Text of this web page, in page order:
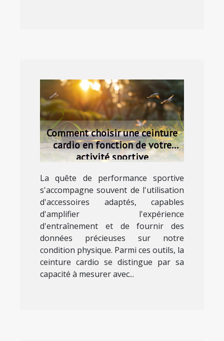
Comment choisir une ceinture
cardio en fonction de votre
activité sportive
La quête de performance sportive
s'accompagne souvent de l'utilisation
d'accessoires adaptés, capables
d'amplifier l'expérience
d'entraînement et de fournir des
données précieuses sur notre
condition physique. Parmi ces outils, la
ceinture cardio se distingue par sa
capacité à mesurer avec...